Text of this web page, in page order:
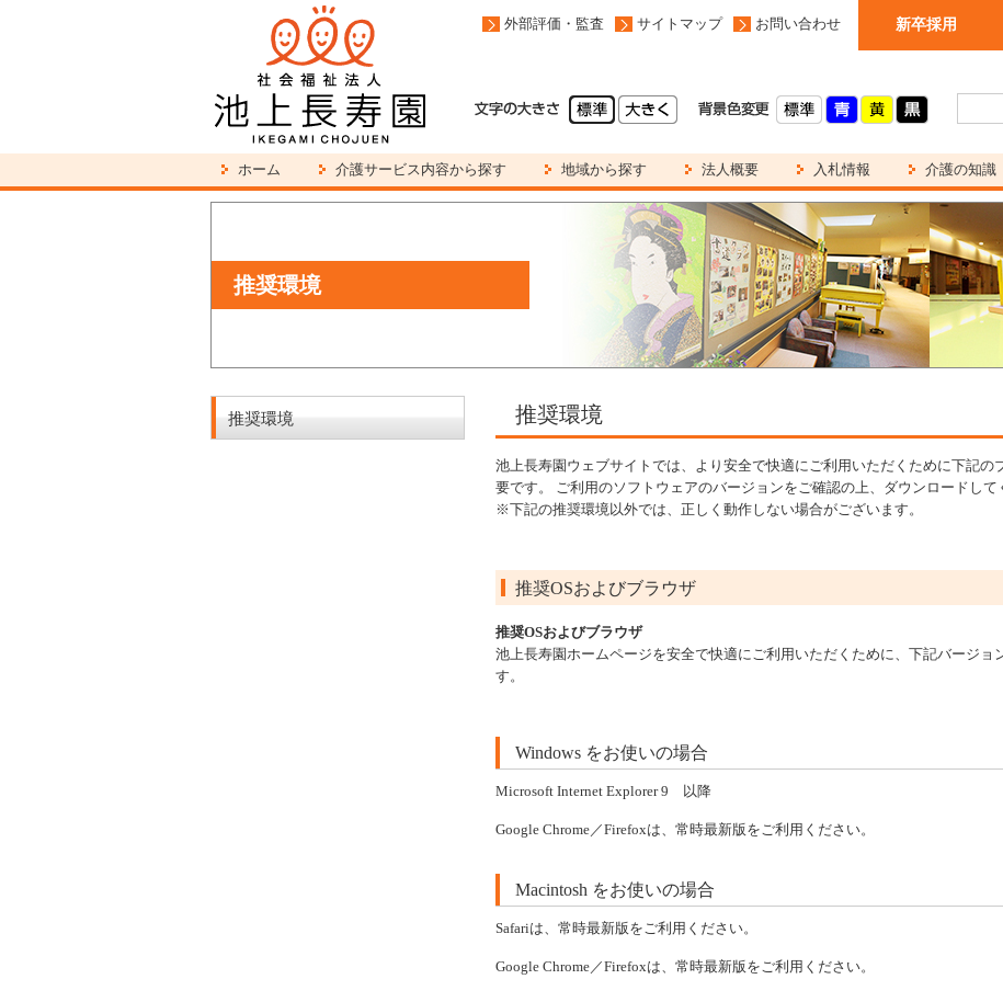
外部評価・監査 サイトマップ お問い合わせ 新卒採用
ホーム 介護サービス内容から探す 地域から探す 法人概要 入札情報 介護の知識
推奨環境
推奨環境
池上長寿園ウェブサイトでは、より安全で快適にご利用いただくために下記の
要です。 ご利用のソフトウェアのバージョンをご確認の上、ダウンロードして
※下記の推奨環境以外では、正しく動作しない場合がございます。
推奨OSおよびブラウザ
推奨OSおよびブラウザ
池上長寿園ホームページを安全で快適にご利用いただくために、下記バージョ
す。
Windows をお使いの場合
Microsoft Internet Explorer 9 以降
Google Chrome／Firefoxは、常時最新版をご利用ください。
Macintosh をお使いの場合
Safariは、常時最新版をご利用ください。
Google Chrome／Firefoxは、常時最新版をご利用ください。
推奨環境